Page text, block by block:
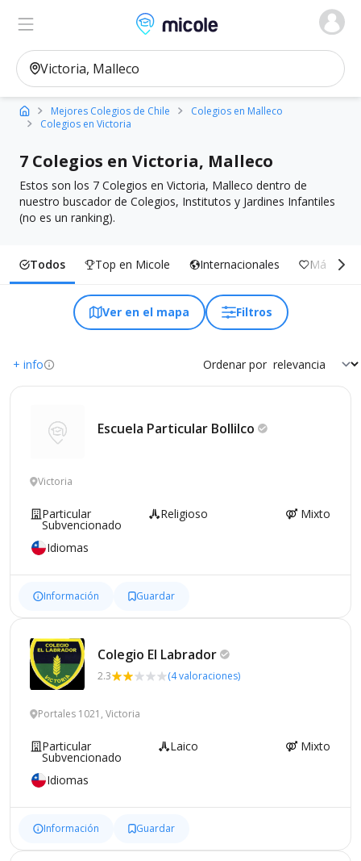
Micole, buscador de colegios
Ver en el mapa
Mejores Colegios de Chile
Colegios en Malleco
Colegios en Victoria
7 Colegios en Victoria, Malleco
Estos son los 7 Colegios en Victoria, Malleco dentro de
nuestro buscador de Colegios, Institutos y Jardines Infantiles
(no es un ranking).
Todos Top en Micole Internacionales Más
Ver en el mapa Filtros
+ info Ordenar por
Escuela Particular Bollilco
Victoria
Particular
Subvencionado
Religioso Mixto
Idiomas
Información Guardar
Colegio El Labrador
2.3 (4 valoraciones)
Portales 1021, Victoria
Particular
Subvencionado
Laico Mixto
Idiomas
Información Guardar